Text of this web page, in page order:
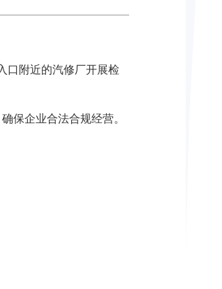
口附近的汽修厂开展检
保企业合法合规经营。